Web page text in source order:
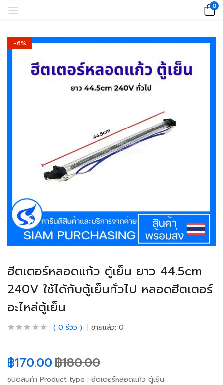
0
-6%
ฮีตเตอร์หลอดแก้ว ตู้เย็น ยาว 44.5cm
240V ใช้ได้กับตู้เย็นทั่วไป หลอดฮีตเตอร์
อะไหล่ตู้เย็น
0 รีวิว ขายแล้ว: 0
฿170.00฿180.00
ชนิดสินค้า Product type : ฮีตเตอร์หลอดแก้ว ตู้เย็น